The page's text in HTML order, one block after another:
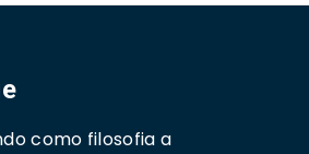
como filosofia a